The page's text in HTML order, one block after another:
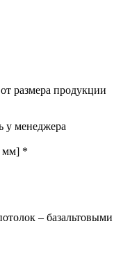
размера продукции
у менеджера
мм] *
– базальтовыми